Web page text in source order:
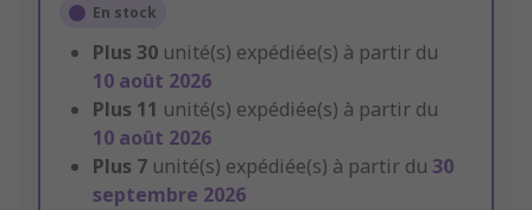
En stock
Plus 30 unité(s) expédiée(s) à partir du
10 août 2026
Plus 11 unité(s) expédiée(s) à partir du
10 août 2026
Plus 7 unité(s) expédiée(s) à partir du 30
septembre 2026